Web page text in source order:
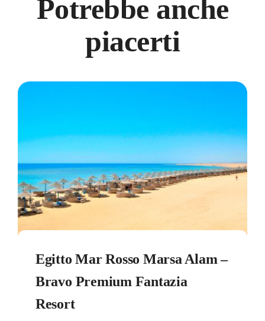
Potrebbe anche
piacerti
Egitto Mar Rosso Marsa Alam –
Bravo Premium Fantazia
Resort